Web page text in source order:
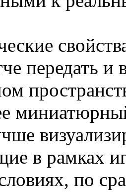
передать
в рамках
по